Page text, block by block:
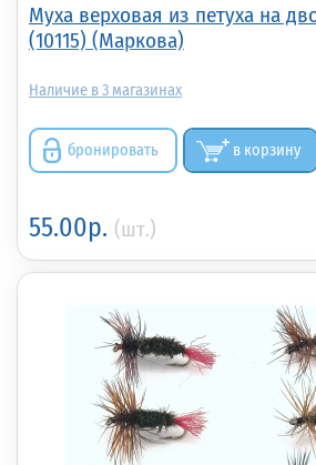
Муха верховая из петуха на
(10115) (Маркова)
3
бронировать в корзину
55.00р. (шт.)